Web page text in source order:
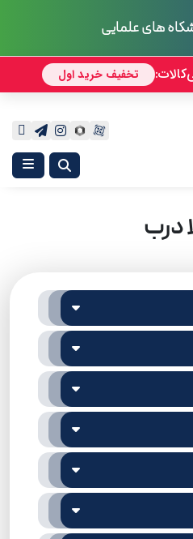
های علمایی
درب